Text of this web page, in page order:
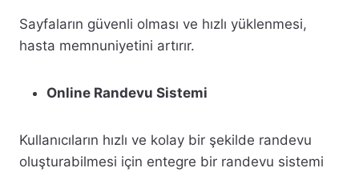
Sayfaların güvenli olması ve hızlı yüklenmesi,
hasta memnuniyetini artırır.
Online Randevu Sistemi
Kullanıcıların hızlı ve kolay bir şekilde randevu
oluşturabilmesi için entegre bir randevu sistemi